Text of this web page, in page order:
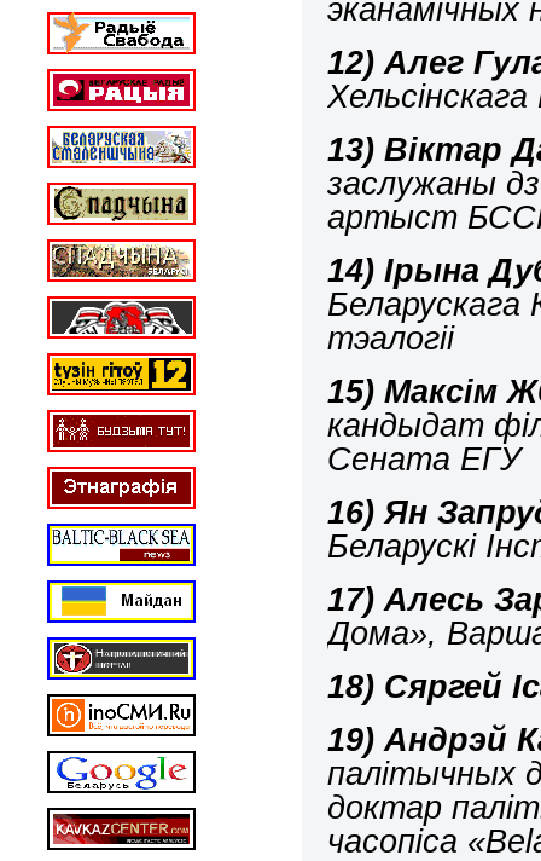
эканамічных
12) Алег
13) Віктар
заслужаны
артыст
14) Ірына
Беларускага
тэалогіі
15) Максім
кандыдат
Сената ЕГУ
16) Ян
Беларускі
17) Алесь
Дома»,
18) Сяргей
19) Андрэй
палітычных
доктар
часопіса